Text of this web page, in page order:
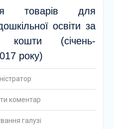
товарів для
освіти за
кошти (січень-
року)
коментар
галузі